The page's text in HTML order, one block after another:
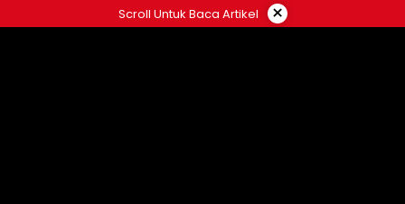
ke
Scroll Untuk Baca Artikel ×